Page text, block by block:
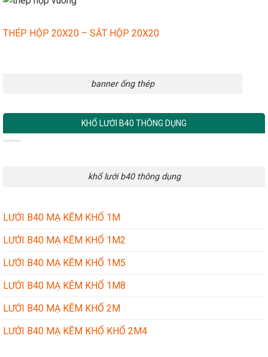
THÉP HỘP 20X20 – SẮT HỘP 20X20
banner ống thép
KHỔ LƯỚI B40 THÔNG DỤNG
khổ lưới b40 thông dụng
LƯỚI B40 MẠ KẼM KHỔ 1M
LƯỚI B40 MẠ KẼM KHỔ 1M2
LƯỚI B40 MẠ KẼM KHỔ 1M5
LƯỚI B40 MẠ KẼM KHỔ 1M8
LƯỚI B40 MẠ KẼM KHỔ 2M
LƯỚI B40 MẠ KẼM KHỔ KHỔ 2M4